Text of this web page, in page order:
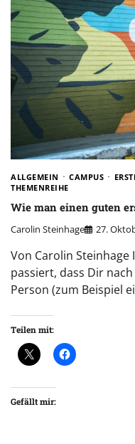
ALLGEMEIN CAMPUS
THEMENREIHE
Wie man einen guten
Carolin Steinhage 27.
Von Carolin Steinhage
passiert, dass Dir
Person (zum Beispiel
Teilen mit:
Gefällt mir: